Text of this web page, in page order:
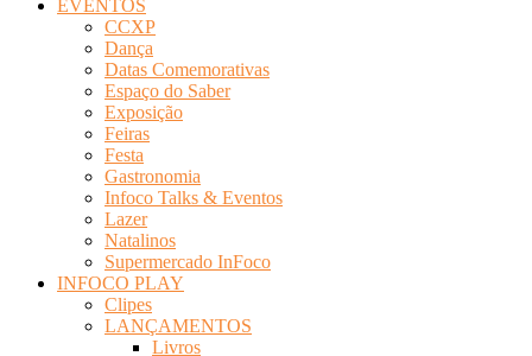
EVENTOS
CCXP
Dança
Datas Comemorativas
Espaço do Saber
Exposição
Feiras
Festa
Gastronomia
Infoco Talks & Eventos
Lazer
Natalinos
Supermercado InFoco
INFOCO PLAY
Clipes
LANÇAMENTOS
Livros